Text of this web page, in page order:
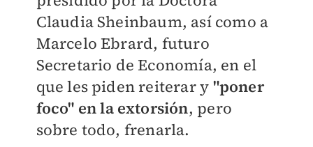
Claudia Sheinbaum, así como a
Marcelo Ebrard, futuro
Secretario de Economía, en el
que les piden reiterar y "poner
foco" en la extorsión, pero
sobre todo, frenarla.